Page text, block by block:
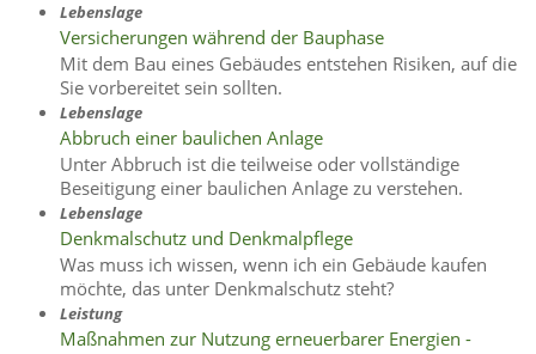
Lebenslage
Versicherungen während der Bauphase
Mit dem Bau eines Gebäudes entstehen Risiken, auf die
Sie vorbereitet sein sollten.
Lebenslage
Abbruch einer baulichen Anlage
Unter Abbruch ist die teilweise oder vollständige
Beseitigung einer baulichen Anlage zu verstehen.
Lebenslage
Denkmalschutz und Denkmalpflege
Was muss ich wissen, wenn ich ein Gebäude kaufen
möchte, das unter Denkmalschutz steht?
Leistung
Maßnahmen zur Nutzung erneuerbarer Energien -